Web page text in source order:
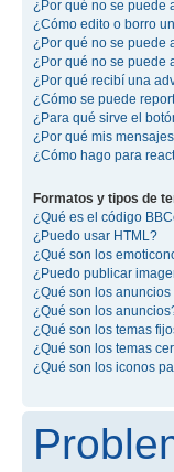
¿Por qué no se puede
¿Cómo edito o borro
¿Por qué no se puede
¿Por qué no se puede
¿Por qué recibí una
¿Cómo se puede
¿Para qué sirve el
¿Por qué mis
¿Cómo hago para
Formatos y tipos de
¿Qué es el código
¿Puedo usar HTML?
¿Qué son los
¿Puedo publicar
¿Qué son los
¿Qué son los
¿Qué son los temas
¿Qué son los temas
¿Qué son los iconos